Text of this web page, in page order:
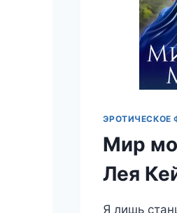
ЭРОТИЧЕСКОЕ
Мир
Лея
Я лишь